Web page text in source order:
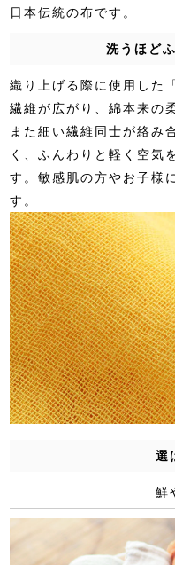
日本伝統の布です。
洗うほど
織り上げる際に使用した
繊維が広がり、綿本来の
また細い繊維同士が絡み
く、ふんわりと軽く空気
す。敏感肌の方やお子様
す。
選
鮮